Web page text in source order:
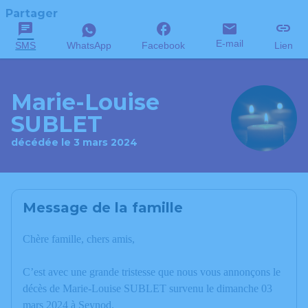
Partager
SMS WhatsApp Facebook E-mail Lien
Marie-Louise
SUBLET
décédée le 3 mars 2024
Message de la famille
Chère famille, chers amis,
C’est avec une grande tristesse que nous vous annonçons le
décès de Marie-Louise SUBLET survenu le dimanche 03
mars 2024 à Seynod.